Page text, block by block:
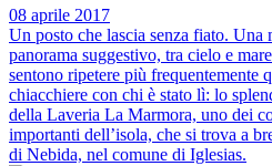
08 aprile 2017
Un posto che lascia senza fiato.
panorama suggestivo, tra cielo e
sentono ripetere più frequentemente
chiacchiere con chi è stato lì: lo
della Laveria La Marmora, uno dei
importanti dell’isola, che si trova a
di Nebida, nel comune di Iglesias.